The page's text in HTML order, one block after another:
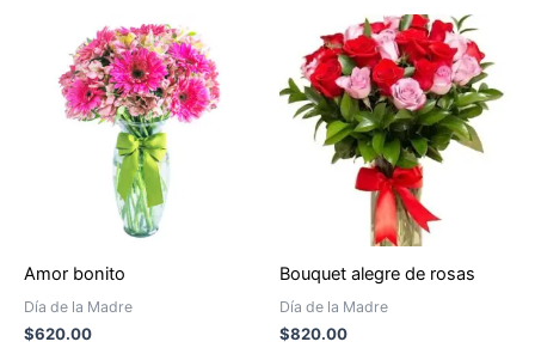
Amor bonito
Día de la Madre
$620.00
Bouquet alegre de rosas
Día de la Madre
$820.00